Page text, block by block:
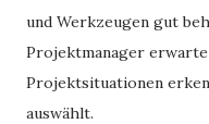
und Werkzeugen gut
Projektmanager
Projektsituationen
auswählt.